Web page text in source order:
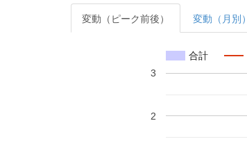
変動（ピーク前後） 変動（月別）
合計
2
3